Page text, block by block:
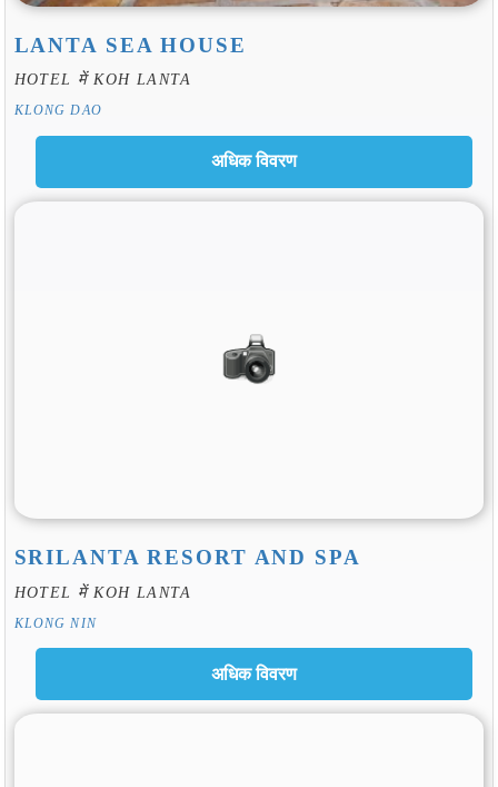
LANTA SEA HOUSE
HOTEL में KOH LANTA
KLONG DAO
SRILANTA RESORT AND SPA
HOTEL में KOH LANTA
KLONG NIN